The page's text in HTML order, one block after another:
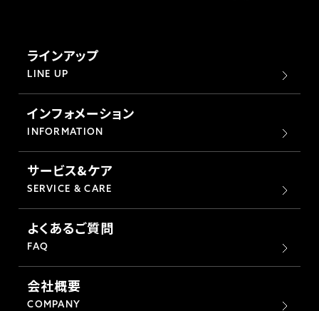
ラインアップ
LINE UP
インフォメーション
INFORMATION
サービス&ケア
SERVICE & CARE
よくあるご質問
FAQ
会社概要
COMPANY